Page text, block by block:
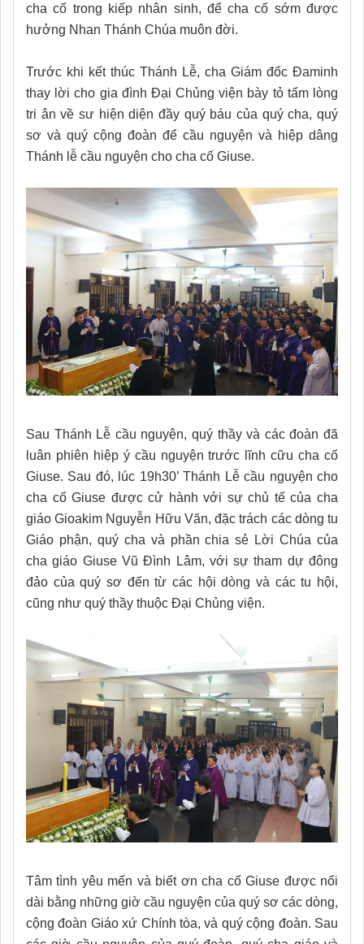
cha cố trong kiếp nhân sinh, để cha cố sớm được
hưởng Nhan Thánh Chúa muôn đời.
Trước khi kết thúc Thánh Lễ, cha Giám đốc Đaminh
thay lời cho gia đình Đại Chủng viện bày tỏ tấm lòng
tri ân về sư hiện diện đầy quý báu của quý cha, quý
sơ và quý cộng đoàn để cầu nguyện và hiệp dâng
Thánh lễ cầu nguyện cho cha cố Giuse.
Sau Thánh Lễ cầu nguyện, quý thầy và các đoàn đã
luân phiên hiệp ý cầu nguyện trước lĩnh cữu cha cố
Giuse. Sau đó, lúc 19h30’ Thánh Lễ cầu nguyện cho
cha cố Giuse được cử hành với sự chủ tế của cha
giáo Gioakim Nguyễn Hữu Văn, đặc trách các dòng tu
Giáo phận, quý cha và phần chia sẻ Lời Chúa của
cha giáo Giuse Vũ Đình Lâm, với sự tham dự đông
đảo của quý sơ đến từ các hội dòng và các tu hội,
cũng như quý thầy thuộc Đại Chủng viện.
Tâm tình yêu mến và biết ơn cha cố Giuse được nối
dài bằng những giờ cầu nguyện của quý sơ các dòng,
cộng đoàn Giáo xứ Chính tòa, và quý cộng đoàn. Sau